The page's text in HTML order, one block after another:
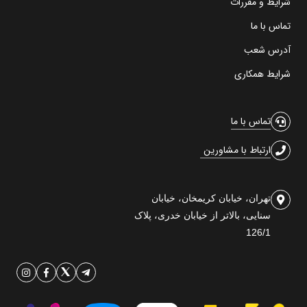
تماس با ما
آدرس شعب
شرایط همکاری
تماس با ما
ارتباط با مشاورین
تهران، خیابان کریمخان، خیابان
سنایی، بالاتر از خیابان خدری، پلاک
126/1